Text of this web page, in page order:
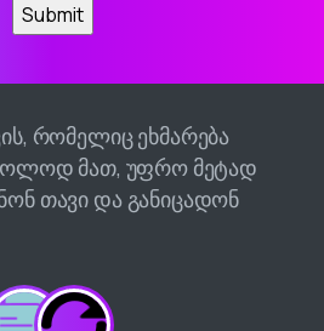
რომელიც ეხმარება
მათ, უფრო მეტად
თავი და განიცადონ